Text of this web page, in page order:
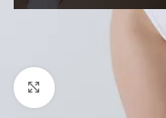
Click to enlarge